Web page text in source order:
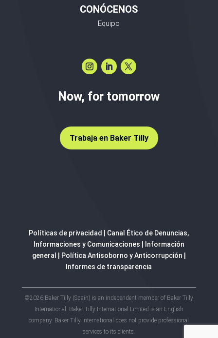
CONÓCENOS
Equipo
Now, for tomorrow
Trabaja en Baker Tilly
Políticas de privacidad
Canal Ético de Denuncias,
Informaciones y Comunicaciones
Información
general
Política Antisoborno y Anticorrupción
Informes de transparencia
©2026 Baker Tilly (Spain) is an independent member of Baker Tilly
International. Baker Tilly International Limited is an English
company. Baker Tilly International does not provide professional
services to its clients.